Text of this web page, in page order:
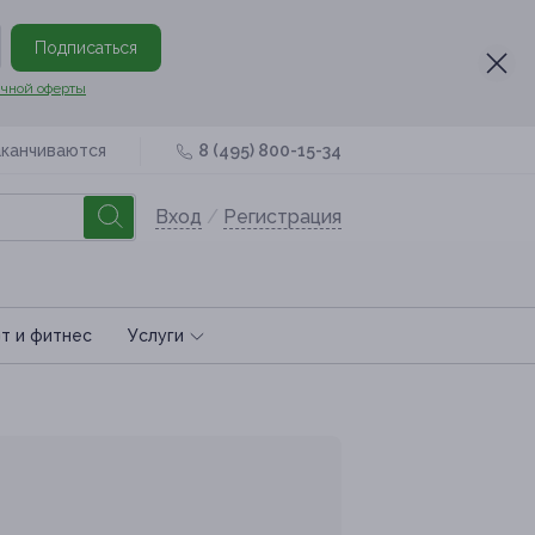
Подписаться
оферты
8 (495) 800-15-34
Вход / Регистрация
и фитнес Услуги